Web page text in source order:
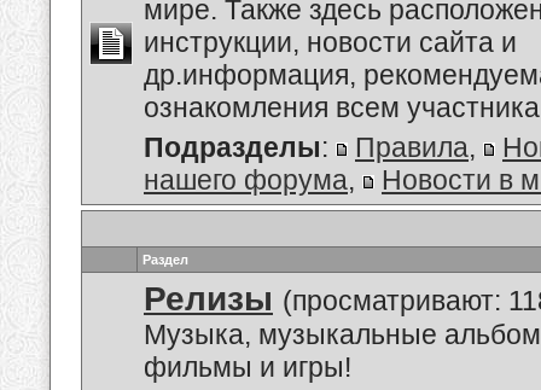
мире. Также здесь
инструкции, новости сайта и
др.информация,
ознакомления всем
Подразделы: Правила,
нашего форума, Новости в
Раздел
Релизы (просматривают:
Музыка, музыкальные
фильмы и игры!